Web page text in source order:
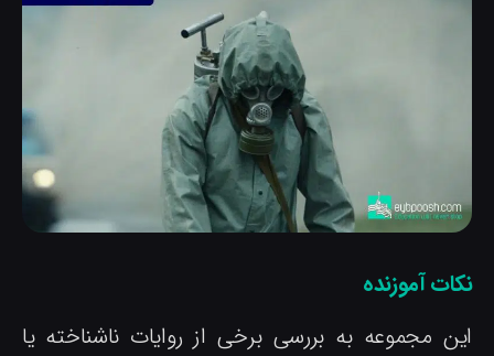
آموزنده
مجموعه به بررسی برخی از روایات ناشناخته یا